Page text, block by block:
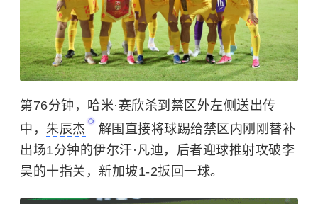
第76分钟，哈米·赛欣杀到禁区外左侧送出传
中， 朱辰杰
解围直接将球踢给禁区内刚刚替补
出场1分钟的伊尔汗·凡迪，后者迎球推射攻破李
昊的十指关，新加坡1-2扳回一球。